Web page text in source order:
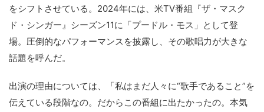
をシフトさせている。2024年には、米TV番組『ザ・マスク
ド・シンガー』シーズン11に「プードル・モス」として登
場。圧倒的なパフォーマンスを披露し、その歌唱力が大きな
話題を呼んだ。
出演の理由については、「私はまだ人々に“歌手であること”を
伝えている段階なの。だからこの番組に出たかったの。本気